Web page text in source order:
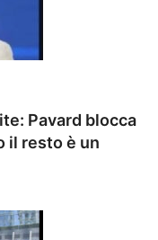
Pavard blocca
il resto è un